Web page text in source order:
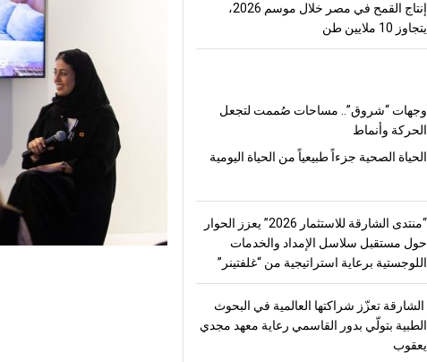
إنتاج القمح في مصر خلال موسم 2026،
يتجاوز 10 ملايين طن
وجهات “شروق”.. مساحات صُممت لتجعل
الحركة وأنماط
الحياة الصحية جزءاً طبيعياً من الحياة اليومية
“منتدى الشارقة للاستثمار 2026” يعزز الحوار
حول مستقبل سلاسل الإمداد والخدمات
اللوجستية برعاية استراتيجية من “غلفتينر”
الشارقة تعزّز شراكتها العالمية في البحوث
الطبية بتولّي بدور القاسمي رعاية معهد مجدي
يعقوب